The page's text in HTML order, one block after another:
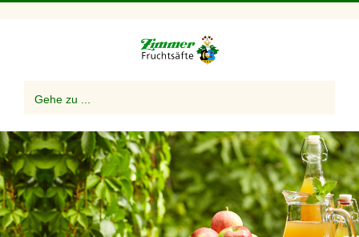
Gehe zu ...